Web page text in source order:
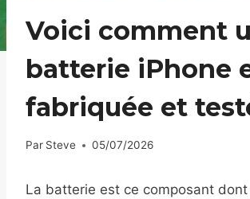
Voici comment
batterie iPhone
fabriquée et
Par Steve 05/07/2026
La batterie est ce composant